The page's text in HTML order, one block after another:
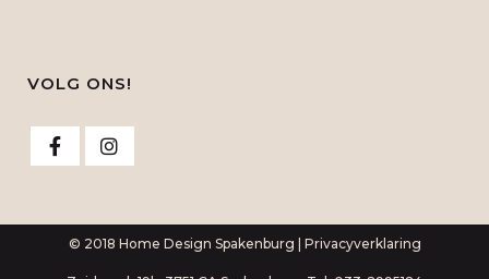
VOLG ONS!
© 2018 Home Design Spakenburg | Privacyverklaring